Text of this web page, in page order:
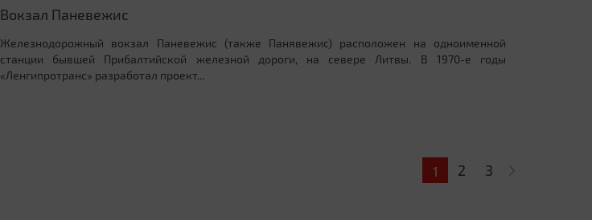
Вокзал Паневежис
Железнодорожный вокзал Паневежис (также Панявежис) расположен на одноименной
станции бывшей Прибалтийской железной дороги, на севере Литвы. В 1970-е годы
«Ленгипротранс» разработал проект...
1 2 3